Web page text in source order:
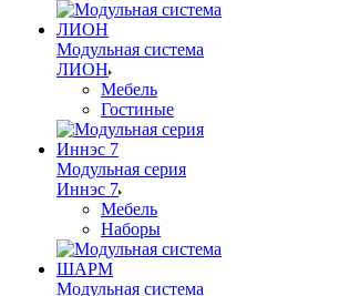
Модульная система
ЛИОН
Мебель
Гостиные
Модульная серия
Иннэс 7
Мебель
Наборы
Модульная система